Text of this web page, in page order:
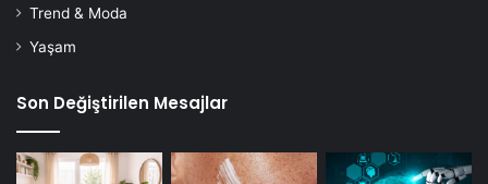
Trend & Moda
Yaşam
Son Değiştirilen Mesajlar